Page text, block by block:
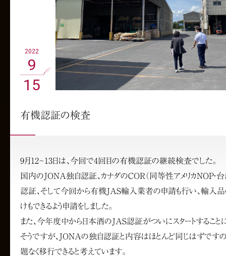
2022
9
15
有機認証の検査
9月12~13日は、今回で4回目の有機認証の継続検査でした。
国内のJONA独自認証、カナダのCOR（同等性アメリカNOP・
認証、そして今回から有機JAS輸入業者の申請も行い、輸入
けもできるよう申請をしました。
また、今年度中から日本酒のJAS認証がついにスタートすること
そうですが、JONAの独自認証と内容はほとんど同じはずです
題なく移行できると考えています。